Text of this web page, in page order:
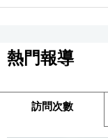
熱門報導
訪問次數